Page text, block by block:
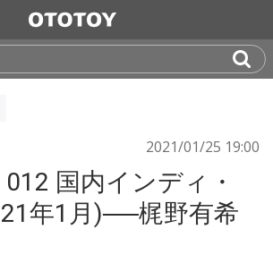
2021/01/25 19:00
012 国内インディ・
年1月)──梶野有希